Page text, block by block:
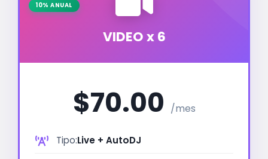
10% ANUAL
VIDEO x 6
$70.00 /mes
Tipo:Live + AutoDJ